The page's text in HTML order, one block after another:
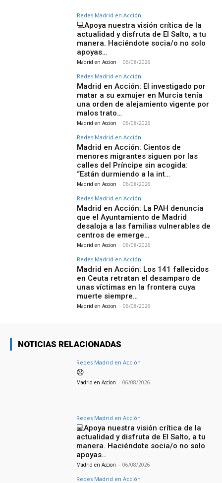
Redes Madrid en Acción
💻Apoya nuestra visión crítica de la
actualidad y disfruta de El Salto, a tu
manera. Haciéndote socia/o no solo
apoyas…
Madrid en Accion - 06/08/2026
Redes Madrid en Acción
Madrid en Acción: El investigado por
matar a su exmujer en Murcia tenía
una orden de alejamiento vigente por
malos trato…
Madrid en Accion - 06/08/2026
Redes Madrid en Acción
Madrid en Acción: Cientos de
menores migrantes siguen por las
calles del Príncipe sin acogida:
“Están durmiendo a la int…
Madrid en Accion - 06/08/2026
Redes Madrid en Acción
Madrid en Acción: La PAH denuncia
que el Ayuntamiento de Madrid
desaloja a las familias vulnerables de
centros de emerge…
Madrid en Accion - 06/08/2026
Redes Madrid en Acción
Madrid en Acción: Los 141 fallecidos
en Ceuta retratan el desamparo de
unas víctimas en la frontera cuya
muerte siempre…
Madrid en Accion - 06/08/2026
NOTICIAS RELACIONADAS
Redes Madrid en Acción
😞
Madrid en Accion - 06/08/2026
Redes Madrid en Acción
💻Apoya nuestra visión crítica de la
actualidad y disfruta de El Salto, a tu
manera. Haciéndote socia/o no solo
apoyas…
Madrid en Accion - 06/08/2026
Redes Madrid en Acción